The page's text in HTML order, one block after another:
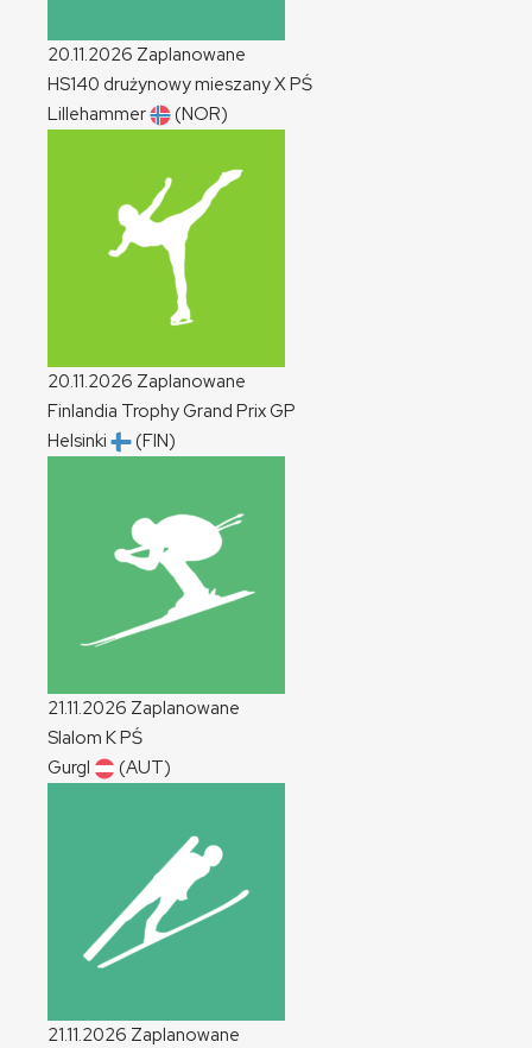
20.11.2026 Zaplanowane
HS140 drużynowy mieszanyXPŚ
Lillehammer
(NOR)
20.11.2026 Zaplanowane
Finlandia Trophy Grand PrixGP
Helsinki
(FIN)
21.11.2026 Zaplanowane
Slalom KPŚ
Gurgl
(AUT)
21.11.2026 Zaplanowane